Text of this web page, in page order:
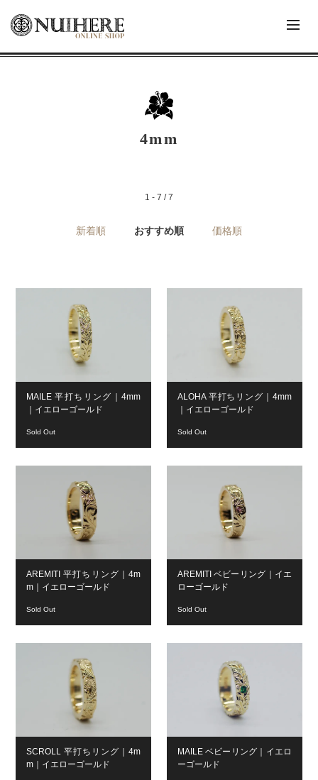
4mm
1 - 7 / 7
新着順 おすすめ順 価格順
MAILE 平打ちリング｜4mm
｜イエローゴールド
Sold Out
ALOHA 平打ちリング｜4mm
｜イエローゴールド
Sold Out
AREMITI 平打ちリング｜4m
m｜イエローゴールド
Sold Out
AREMITI ベビーリング｜イエ
ローゴールド
Sold Out
SCROLL 平打ちリング｜4m
m｜イエローゴールド
MAILE ベビーリング｜イエロ
ーゴールド